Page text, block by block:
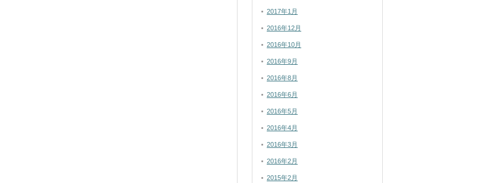
2017年1月
2016年12月
2016年10月
2016年9月
2016年8月
2016年6月
2016年5月
2016年4月
2016年3月
2016年2月
2015年2月